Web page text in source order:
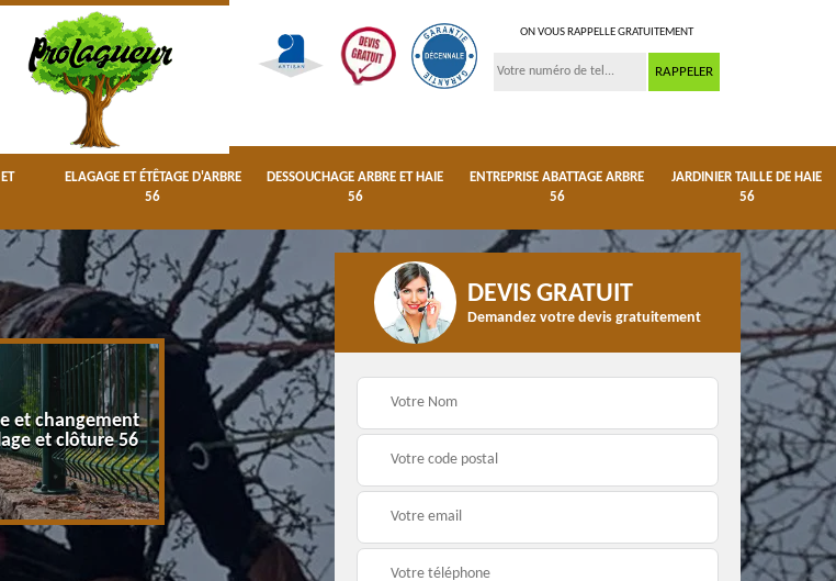
ON VOUS RAPPELLE GRATUITEMENT
ELAGAGE ET ÉTÊTAGE D'ARBRE
56
DESSOUCHAGE ARBRE ET HAIE
56
ENTREPRISE ABATTAGE ARBRE
56
JARDINIER TAILLE DE HAIE
56
et changement
et clôture 56
Elagage et étêtage
d'arbre 56
haie 56
Entreprise abattage
arbre 56
DEVIS GRATUIT
Demandez votre devis gratuitement